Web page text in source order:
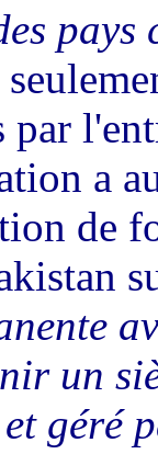
par
a
de
un
géré